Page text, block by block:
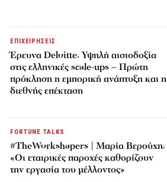
ΕΠΙΧΕΙΡΗΣΕΙΣ
Έρευνα Deloitte: Υψηλή αισιοδοξία
στις ελληνικές scale-ups – Πρώτη
πρόκληση η εμπορική ανάπτυξη και η
διεθνής επέκταση
FORTUNE TALKS
#TheWorkshapers | Μαρία Βερούχη:
«Οι εταιρικές παροχές καθορίζουν
την εργασία του μέλλοντος»